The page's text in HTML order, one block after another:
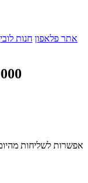
אתר פלאפון חנות לובי
​אפשרות לשליחות